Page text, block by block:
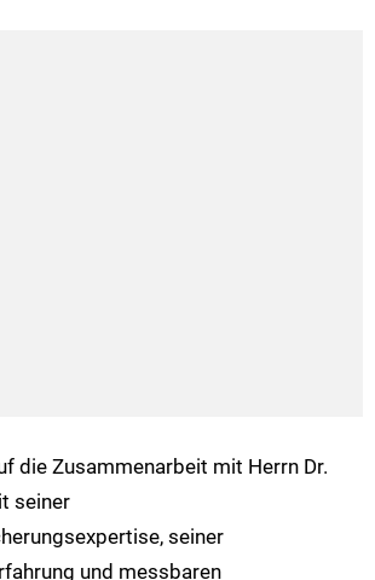
die Zusammenarbeit mit Herrn Dr.
seiner
seiner
und messbaren